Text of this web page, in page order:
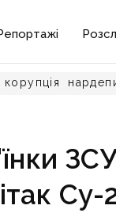
корупція
Су-